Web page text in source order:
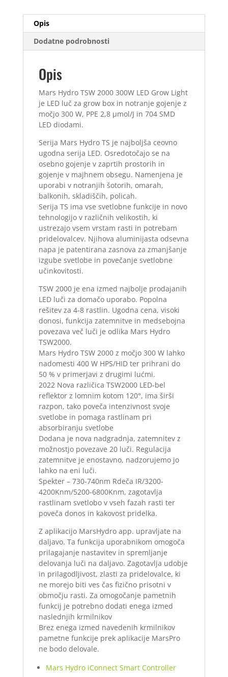
Grow
Light
količina
Opis
Dodatne podrobnosti
Opis
Mars Hydro TSW 2000 300W LED Grow Light
je LED luč za grow box in notranje gojenje z
močjo 300 W, PPE 2,8 µmol/J in 704 SMD
LED diodami.
Serija Mars Hydro TS je najboljša ceovno
ugodna serija LED. Osredotočajo se na
osebno gojenje v zaprtih prostorih in
gojenje v majhnem obsegu. Namenjena je
uporabi v notranjih šotorih, omarah,
balkonih, skladiščih, policah.
Serija TS ima vse svetlobne funkcije in novo
tehnologijo v različnih velikostih, ki
ustrezajo vsem vrstam rasti in potrebam
pridelovalcev. Njihova aluminijasta odsevna
napa je patentirana zasnova za zmanjšanje
izgube svetlobe in povečanje svetlobne
učinkovitosti.
TSW 2000 je ena izmed najbolje prodajanih
LED luči za domačo uporabo. Popolna
rešitev za 4-8 rastlin. Ugodna cena, visoki
donosi, funkcija zatemnitve in medsebojna
povezava več luči je odlika Mars Hydro
TSW2000.
Mars Hydro TSW 2000 z močjo 300 W lahko
nadomesti 400 W HPS/HID ter prihrani do
50 % v primerjavi z drugimi lućmi.
2022 Nova različica TSW2000 LED-bel
reflektor z lomnim kotom 120°, ima širši
razpon, tako poveča intenzivnost svoje
svetlobe in pomaga rastlinam pri
absorbiranju svetlobe
Dodana je nova nadgradnja, zatemnitev z
možnostjo povezave 20 luči. Regulacija
zatemnitve je enostavno, nadzorujemo jo
lahko na eni luči.
Spekter – 730-740nm Rdeča IR/3200-
4200Knm/5200-6800Knm, zagotavlja
rastlinam svetlobo v vseh fazah rasti ter
poveča donos in kakovost pridelka.
Z aplikacijo MarsHydro app. upravljate na
daljavo. Ta funkcija uporabnikom omogoča
prilagajanje nastavitev in spremljanje
delovanja luči na daljavo. Zagotavlja udobje
in prilagodljivost, zlasti za pridelovalce, ki
ne morejo biti ves čas fizično prisotni v
območju rasti. Za omogočanje pametnih
funkcij je potrebno dodati enega izmed
naslednjih krmilnikov
Brez enega izmed navedenih krmilnikov
pametne funkcije prek aplikacije MarsPro
ne bodo delovale.
Mars Hydro iConnect Smart Controller